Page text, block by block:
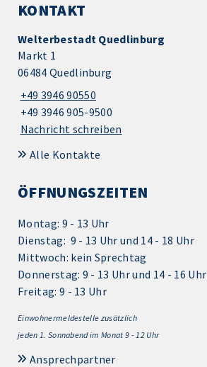
KONTAKT
Welterbestadt Quedlinburg
Markt 1
06484 Quedlinburg
+49 3946 90550
+49 3946 905-9500
Nachricht schreiben
Alle Kontakte
ÖFFNUNGSZEITEN
Montag: 9 - 13 Uhr
Dienstag: 9 - 13 Uhr und 14 - 18 Uhr
Mittwoch: kein Sprechtag
Donnerstag: 9 - 13 Uhr und 14 - 16 Uhr
Freitag: 9 - 13 Uhr
Einwohnermeldestelle zusätzlich
jeden 1. Sonnabend im Monat 9 - 12 Uhr
Ansprechpartner